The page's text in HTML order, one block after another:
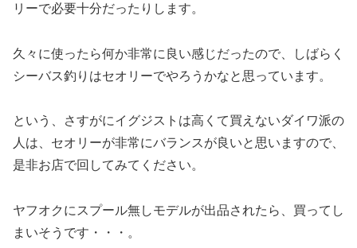
リーで必要十分だったりします。
久々に使ったら何か非常に良い感じだったので、しばらく
シーバス釣りはセオリーでやろうかなと思っています。
という、さすがにイグジストは高くて買えないダイワ派の
人は、セオリーが非常にバランスが良いと思いますので、
是非お店で回してみてください。
ヤフオクにスプール無しモデルが出品されたら、買ってし
まいそうです・・・。